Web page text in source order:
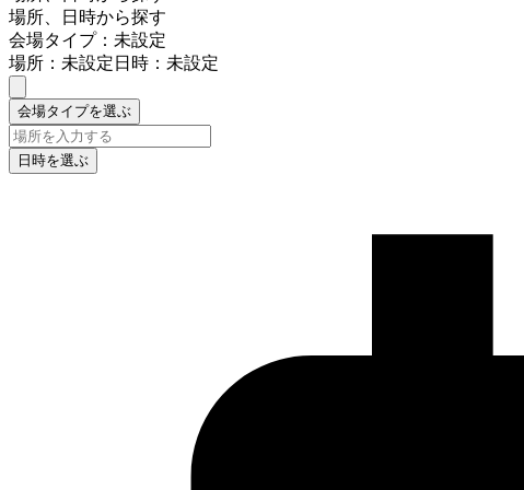
場所、日時から探す
会場タイプ：未設定
場所：未設定日時：未設定
会場タイプを選ぶ
日時を選ぶ